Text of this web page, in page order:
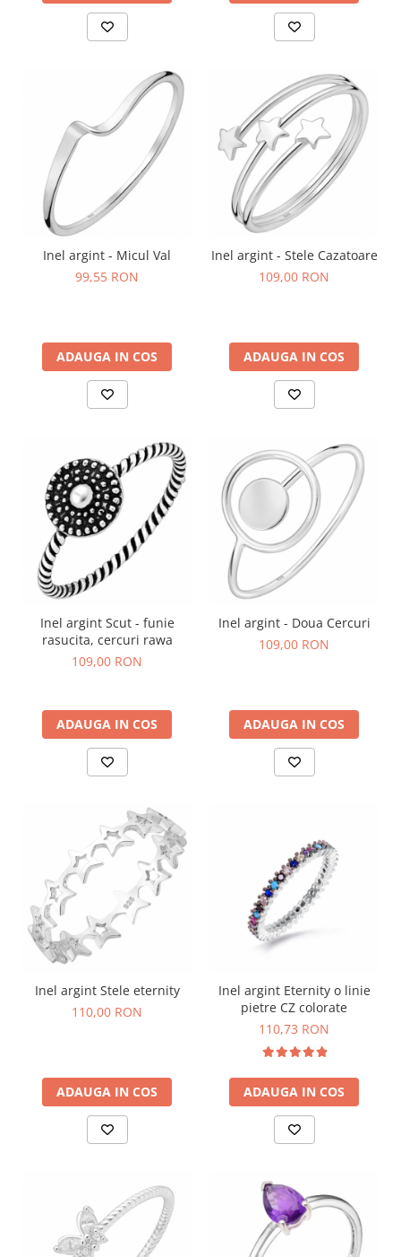
Inel argint - Micul Val
99,55 RON
ADAUGA IN COS
Inel argint - Stele Cazatoare
109,00 RON
ADAUGA IN COS
Inel argint Scut - funie
rasucita, cercuri rawa
109,00 RON
ADAUGA IN COS
Inel argint - Doua Cercuri
109,00 RON
ADAUGA IN COS
Inel argint Stele eternity
110,00 RON
ADAUGA IN COS
Inel argint Eternity o linie
pietre CZ colorate
110,73 RON
ADAUGA IN COS